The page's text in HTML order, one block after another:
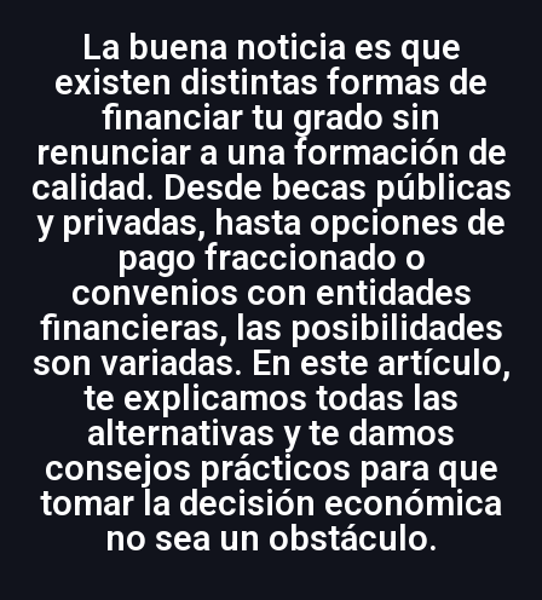
La buena noticia es que
existen distintas formas de
financiar tu grado sin
renunciar a una formación de
calidad. Desde becas públicas
y privadas, hasta opciones de
pago fraccionado o
convenios con entidades
financieras, las posibilidades
son variadas. En este artículo,
te explicamos todas las
alternativas y te damos
consejos prácticos para que
tomar la decisión económica
no sea un obstáculo.